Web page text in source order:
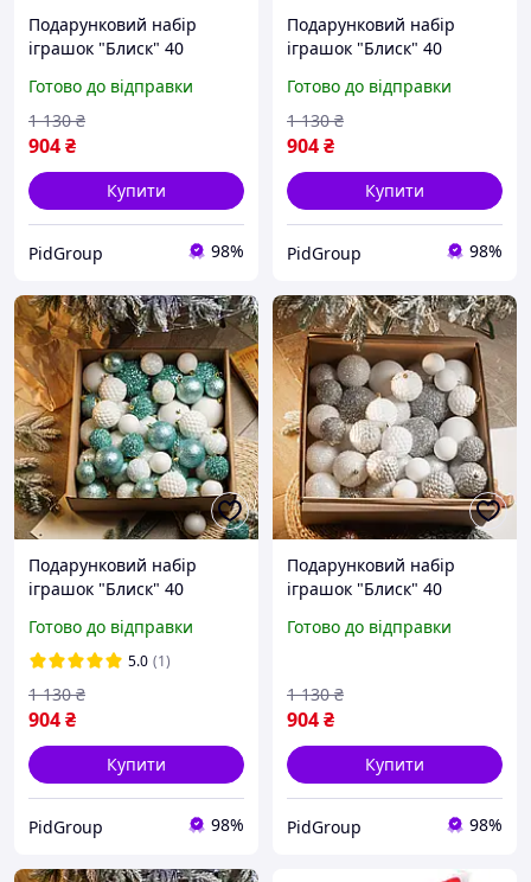
Подарунковий набір
іграшок "Блиск" 40
новорічних куль Набір
новорічних куль оптом
Колір Золотий
Готово до відправки
904₴
1 130 ₴
Купити
PidGroup 98%
Подарунковий набір
іграшок "Блиск" 40
новорічних куль Набір
новорічних куль оптом
Колір Розове-Золото
Готово до відправки
904₴
1 130 ₴
Купити
PidGroup 98%
Подарунковий набір
іграшок "Блиск" 40
новорічних куль Набір
новорічних куль оптом
Колір М'ятний
Готово до відправки
5.0 (1)
904₴
1 130 ₴
Купити
PidGroup 98%
Подарунковий набір
іграшок "Блиск" 40
новорічних куль Набір
Колір Срібний
Готово до відправки
904₴
1 130 ₴
Купити
PidGroup 98%